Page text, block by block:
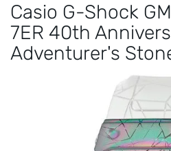
Casio G-Shock
7ER 40th
Adventurer's